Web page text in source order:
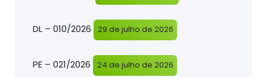
DL – 010/2026 29 de julho de 2026
PE – 021/2026 24 de julho de 2026